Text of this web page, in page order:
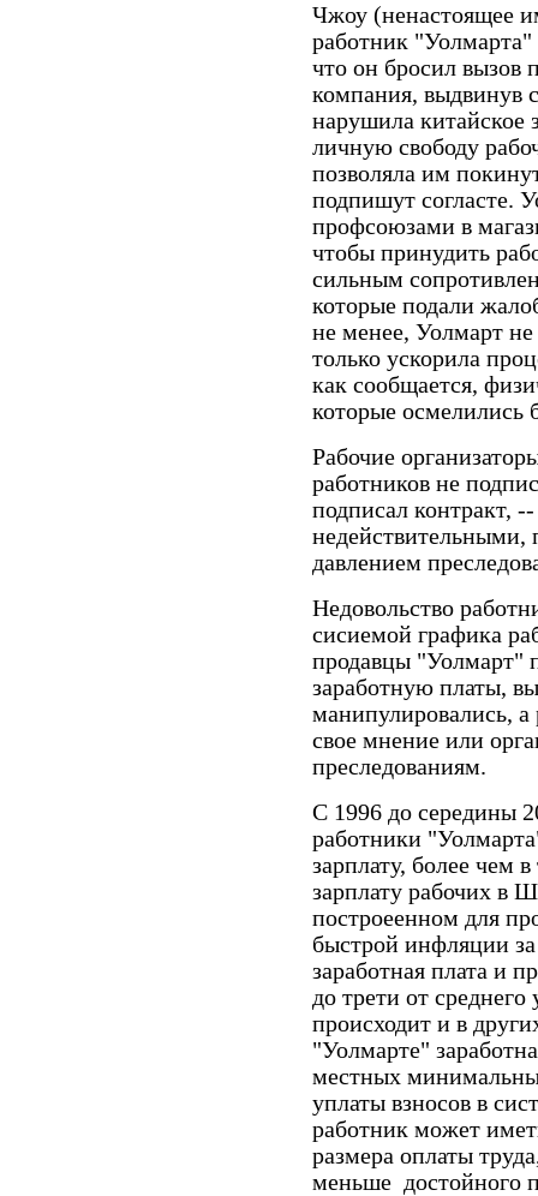
Чжоу (ненастоящее
работник
что он бросил вызов
компания, выдвинув
нарушила китайское
личную свободу
позволяла им
подпишут согласте.
профсоюзами в
чтобы принудить
сильным
которые подали
не менее, Уолмарт не
только ускорила
как сообщается,
которые осмелились
Рабочие
работников не
подписал контракт,
недействительными,
давлением
Недовольство
сисиемой графика
продавцы "Уолмарт"
заработную платы,
манипулировались,
свое мнение или
преследованиям.
С 1996 до середины
работники
зарплату, более чем
зарплату рабочих в
построеенном для
быстрой инфляции за
заработная плата и
до трети от
происходит и в
"Уолмарте"
местных
уплаты взносов в
работник может
размера оплаты
меньше достойного